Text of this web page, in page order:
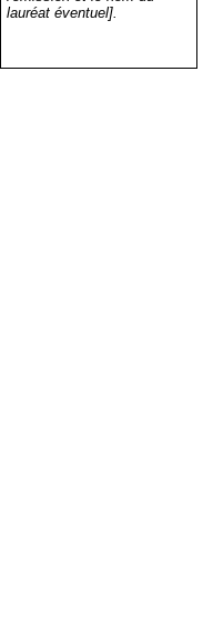
lauréat éventuel].